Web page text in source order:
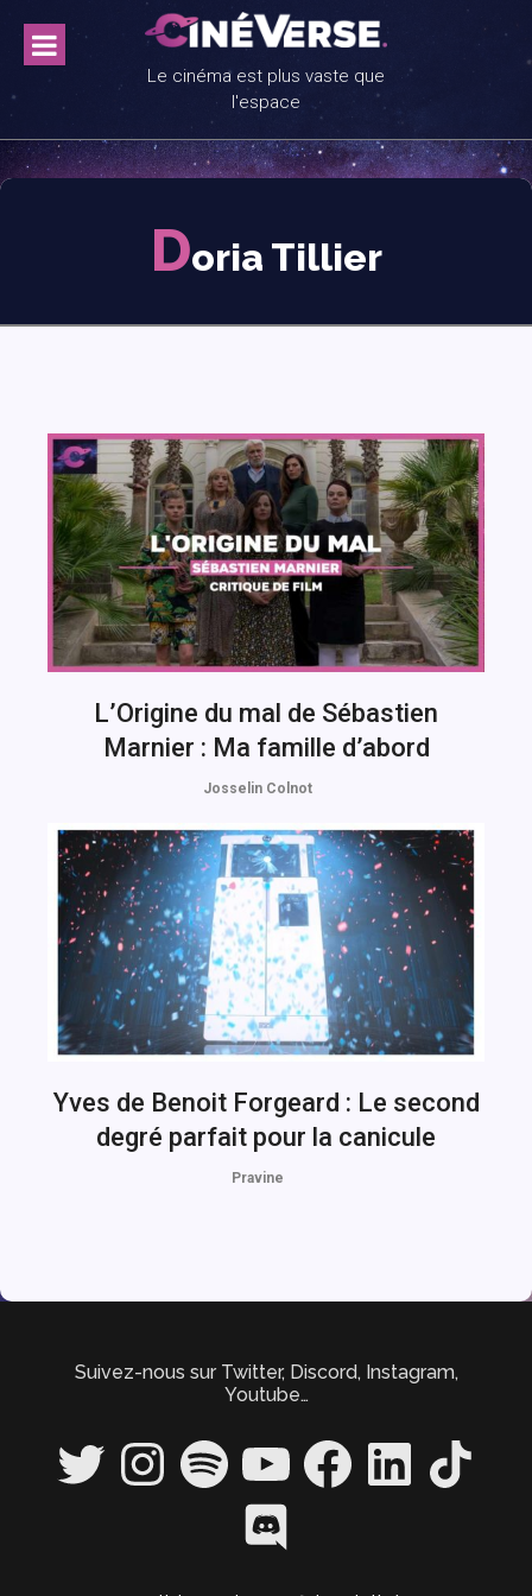
content
Le cinéma est plus vaste que
l'espace
Doria Tillier
L’Origine du mal de Sébastien
Marnier : Ma famille d’abord
Josselin Colnot
Yves de Benoit Forgeard : Le second
degré parfait pour la canicule
Pravine
Suivez-nous sur Twitter, Discord, Instagram,
Youtube…
Twitter InstagramSpotify YouTube FacebookLinkedIn TikTok
Discord